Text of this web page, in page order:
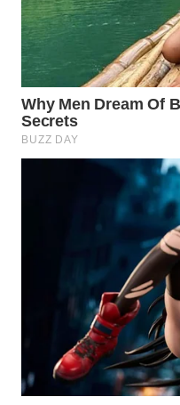
WISATA
LAPAK
WAHANA
Wahana
KELISTRIKAN
MAWAKA